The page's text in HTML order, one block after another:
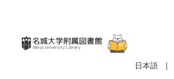
日本語 |